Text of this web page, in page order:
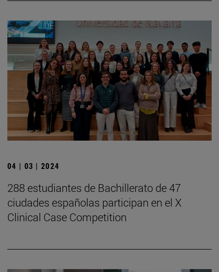
04 | 03 | 2024
288 estudiantes de Bachillerato de 47
ciudades españolas participan en el X
Clinical Case Competition